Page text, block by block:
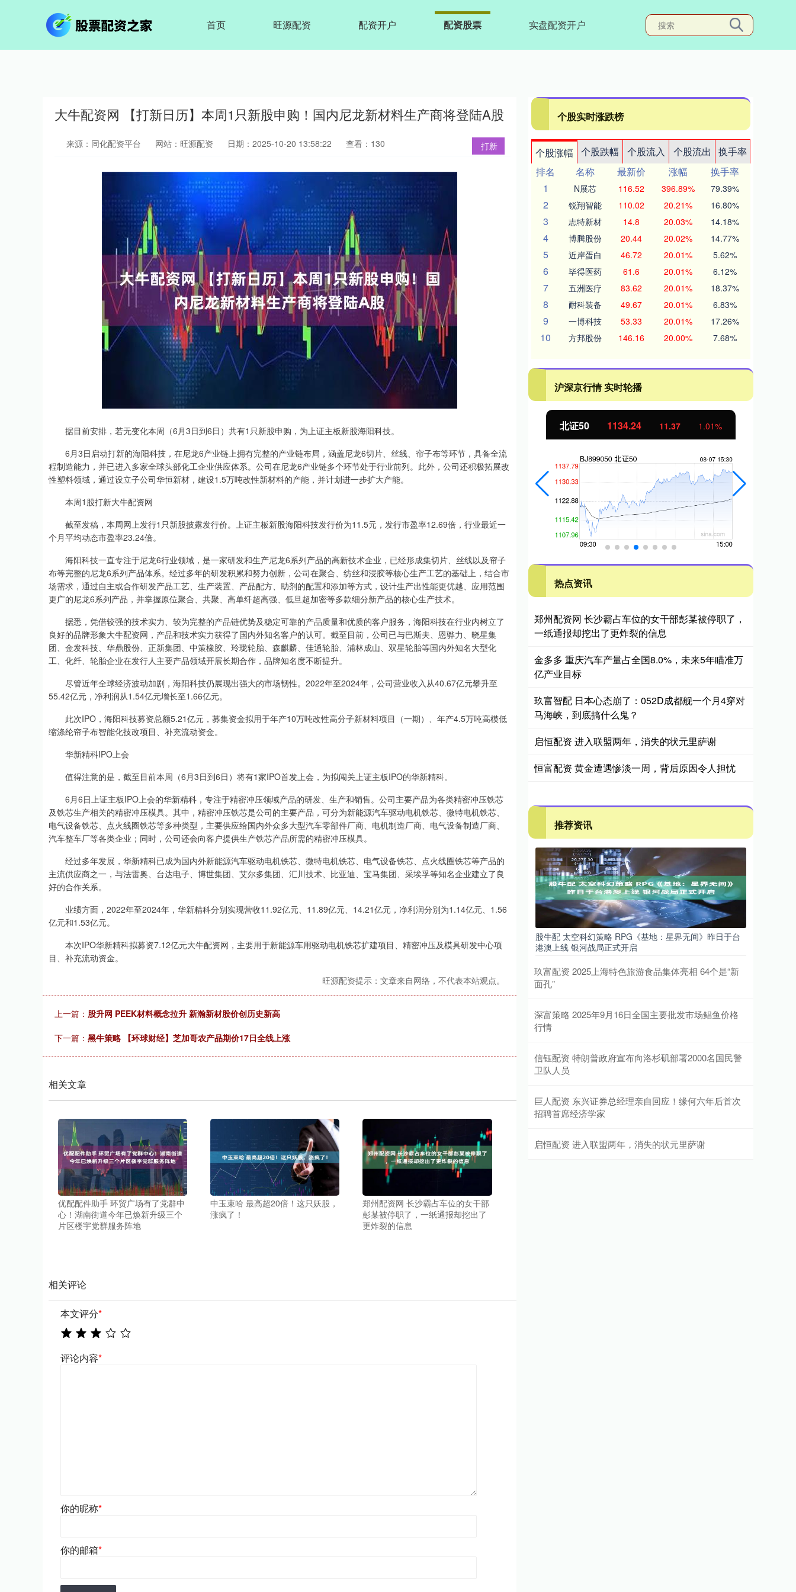
首页 旺源配资 配资开户 配资股票 实盘配资开户
大牛配资网 【打新日历】本周1只新股申购！国内尼龙新材料生产商将登陆A股
打新
来源：同化配资平台 网站：旺源配资 日期：2025-10-20 13:58:22 查看：130
据目前安排，若无变化本周（6月3日到6日）共有1只新股申购，为上证主板新股海阳科技。
6月3日启动打新的海阳科技，在尼龙6产业链上拥有完整的产业链布局，涵盖尼龙6切片、丝线、帘子布等环节，具备全流
程制造能力，并已进入多家全球头部化工企业供应体系。公司在尼龙6产业链多个环节处于行业前列。此外，公司还积极拓展改
性塑料领域，通过设立子公司华恒新材，建设1.5万吨改性新材料的产能，并计划进一步扩大产能。
本周1股打新大牛配资网
截至发稿，本周网上发行1只新股披露发行价。上证主板新股海阳科技发行价为11.5元，发行市盈率12.69倍，行业最近一
个月平均动态市盈率23.24倍。
海阳科技一直专注于尼龙6行业领域，是一家研发和生产尼龙6系列产品的高新技术企业，已经形成集切片、丝线以及帘子
布等完整的尼龙6系列产品体系。经过多年的研发积累和努力创新，公司在聚合、纺丝和浸胶等核心生产工艺的基础上，结合市
场需求，通过自主或合作研发产品工艺、生产装置、产品配方、助剂的配置和添加等方式，设计生产出性能更优越、应用范围
更广的尼龙6系列产品，并掌握原位聚合、共聚、高单纤超高强、低旦超加密等多款细分新产品的核心生产技术。
据悉，凭借较强的技术实力、较为完整的产品链优势及稳定可靠的产品质量和优质的客户服务，海阳科技在行业内树立了
良好的品牌形象大牛配资网，产品和技术实力获得了国内外知名客户的认可。截至目前，公司已与巴斯夫、恩骅力、晓星集
团、金发科技、华鼎股份、正新集团、中策橡胶、玲珑轮胎、森麒麟、佳通轮胎、浦林成山、双星轮胎等国内外知名大型化
工、化纤、轮胎企业在发行人主要产品领域开展长期合作，品牌知名度不断提升。
尽管近年全球经济波动加剧，海阳科技仍展现出强大的市场韧性。2022年至2024年，公司营业收入从40.67亿元攀升至
55.42亿元，净利润从1.54亿元增长至1.66亿元。
此次IPO，海阳科技募资总额5.21亿元，募集资金拟用于年产10万吨改性高分子新材料项目（一期）、年产4.5万吨高模低
缩涤纶帘子布智能化技改项目、补充流动资金。
华新精科IPO上会
值得注意的是，截至目前本周（6月3日到6日）将有1家IPO首发上会，为拟闯关上证主板IPO的华新精科。
6月6日上证主板IPO上会的华新精科，专注于精密冲压领域产品的研发、生产和销售。公司主要产品为各类精密冲压铁芯
及铁芯生产相关的精密冲压模具。其中，精密冲压铁芯是公司的主要产品，可分为新能源汽车驱动电机铁芯、微特电机铁芯、
电气设备铁芯、点火线圈铁芯等多种类型，主要供应给国内外众多大型汽车零部件厂商、电机制造厂商、电气设备制造厂商、
汽车整车厂等各类企业；同时，公司还会向客户提供生产铁芯产品所需的精密冲压模具。
经过多年发展，华新精科已成为国内外新能源汽车驱动电机铁芯、微特电机铁芯、电气设备铁芯、点火线圈铁芯等产品的
主流供应商之一，与法雷奥、台达电子、博世集团、艾尔多集团、汇川技术、比亚迪、宝马集团、采埃孚等知名企业建立了良
好的合作关系。
业绩方面，2022年至2024年，华新精科分别实现营收11.92亿元、11.89亿元、14.21亿元，净利润分别为1.14亿元、1.56
亿元和1.53亿元。
本次IPO华新精科拟募资7.12亿元大牛配资网，主要用于新能源车用驱动电机铁芯扩建项目、精密冲压及模具研发中心项
目、补充流动资金。
旺源配资提示：文章来自网络，不代表本站观点。
上一篇： 股升网 PEEK材料概念拉升 新瀚新材股价创历史新高
下一篇： 黑牛策略 【环球财经】芝加哥农产品期价17日全线上涨
相关文章
优配配件助手 环贸广场有了党群中
心！湖南街道今年已焕新升级三个
片区楼宇党群服务阵地
中玉束哈 最高超20倍！这只妖股，
涨疯了！
郑州配资网 长沙霸占车位的女干部
彭某被停职了，一纸通报却挖出了
更炸裂的信息
相关评论
本文评分*
评论内容*
你的昵称*
你的邮箱*
个股实时涨跌榜
个股涨幅 个股跌幅 个股流入 个股流出
换手率
排名
名称 最新价 涨幅
换手率
1
N展芯 116.52 396.89% 79.39%
2 锐翔智能 110.02 20.21% 16.80%
3 志特新材 14.8 20.03% 14.18%
4 博腾股份 20.44 20.02% 14.77%
5 近岸蛋白 46.72 20.01% 5.62%
6 毕得医药 61.6 20.01% 6.12%
7 五洲医疗 83.62 20.01% 18.37%
8 耐科装备 49.67 20.01% 6.83%
9 一博科技 53.33 20.01% 17.26%
10 方邦股份 146.16 20.00% 7.68%
沪深京行情 实时轮播
深证成指 14311.01 200.89 1.42% 沪深300 4694.44 北证50 1134.24 11.37 1.01%
热点资讯
郑州配资网 长沙霸占车位的女干部彭某被停职了，
一纸通报却挖出了更炸裂的信息
金多多 重庆汽车产量占全国8.0%，未来5年瞄准万
亿产业目标
玖富智配 日本心态崩了：052D成都舰一个月4穿对
马海峡，到底搞什么鬼？
启恒配资 进入联盟两年，消失的状元里萨谢
恒富配资 黄金遭遇惨淡一周，背后原因令人担忧
推荐资讯
股牛配 太空科幻策略 RPG《基地：星界无间》昨日于台
港澳上线 银河战局正式开启
玖富配资 2025上海特色旅游食品集体亮相 64个是“新
面孔”
深富策略 2025年9月16日全国主要批发市场鲳鱼价格
行情
信钰配资 特朗普政府宣布向洛杉矶部署2000名国民警
卫队人员
巨人配资 东兴证券总经理亲自回应！缘何六年后首次
招聘首席经济学家
启恒配资 进入联盟两年，消失的状元里萨谢